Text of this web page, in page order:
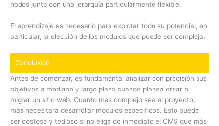
nodos junto con una jerarquía particularmente flexible.
El aprendizaje es necesario para explotar todo su potencial, en
particular, la elección de los módulos que puede ser compleja.
Conclusión
Antes de comenzar, es fundamental analizar con precisión sus
objetivos a mediano y largo plazo cuando planea crear o
migrar un sitio web. Cuanto más complejo sea el proyecto,
más necesitará desarrollar módulos específicos. Esto puede
ser costoso y tedioso si no elige de inmediato el CMS que más